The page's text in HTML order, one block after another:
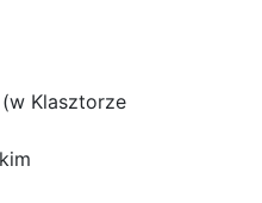
Klasztorze